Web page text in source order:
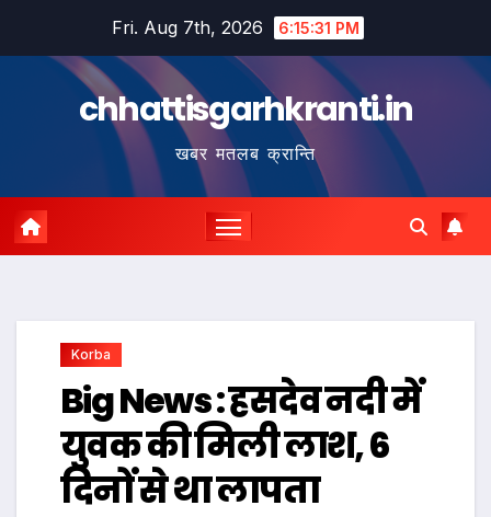
Fri. Aug 7th, 2026 6:15:32 PM
chhattisgarhkranti.in
खबर मतलब क्रान्ति
Korba
Big News : हसदेव नदी में
युवक की मिली लाश, 6
दिनों से था लापता